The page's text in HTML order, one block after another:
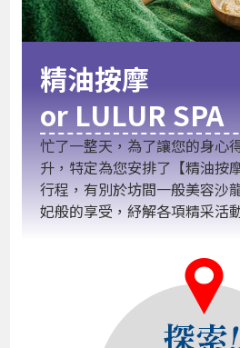
精油按摩
or LULUR SPA
忙了一整天，為了讓您的身心
升，特定為您安排了【精油按
行程，有別於坊間一般美容沙
妃般的享受，紓解各項精采活